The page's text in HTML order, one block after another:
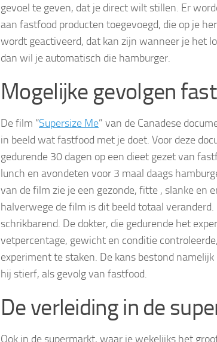
gevoel te geven, dat je direct wilt stillen. Er
aan fastfood producten toegevoegd, die op je
wordt geactiveerd, dat kan zijn wanneer je het
dan wil je automatisch die hamburger.
Mogelijke gevolgen
De film “Supersize Me” van de Canadese
in beeld wat fastfood met je doet. Voor deze
gedurende 30 dagen op een dieet gezet van
lunch en avondeten voor 3 maal daags
van de film zie je een gezonde, fitte , slanke en
halverwege de film is dit beeld totaal
schrikbarend. De dokter, die gedurende het
vetpercentage, gewicht en conditie
experiment te staken. De kans bestond
hij stierf, als gevolg van fastfood.
De verleiding in de
Ook in de supermarkt, waar je wekelijks het